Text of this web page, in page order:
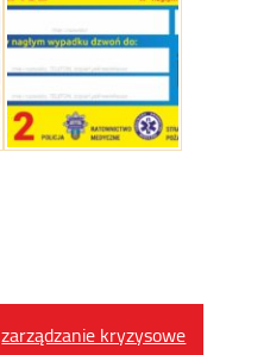
zarządzanie kryzysowe